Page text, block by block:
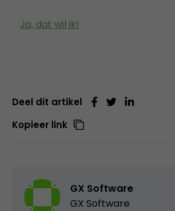
Ja, dat wil ik!
Deel dit artikel
Kopieer link
GX Software
GX Software